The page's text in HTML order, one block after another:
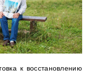
к восстановлению